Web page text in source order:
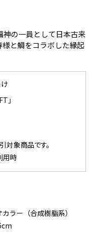
神の一員として日本古来
と鯛をコラボした縁起
」
対象商品です。
用時
ラー（合成樹脂系）